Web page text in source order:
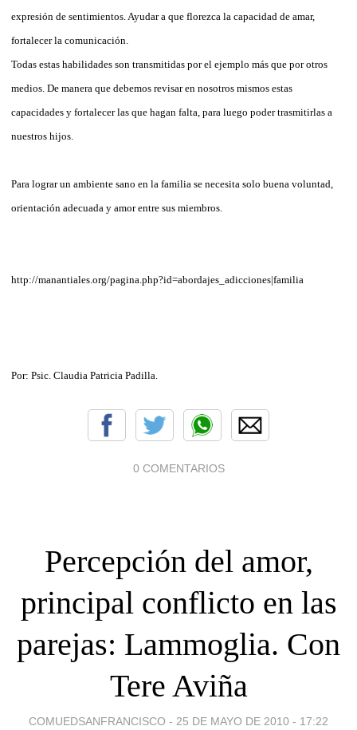
expresión de sentimientos. Ayudar a que florezca la capacidad de amar,
fortalecer la comunicación.
Todas estas habilidades son transmitidas por el ejemplo más que por otros
medios. De manera que debemos revisar en nosotros mismos estas
capacidades y fortalecer las que hagan falta, para luego poder trasmitirlas a
nuestros hijos.
Para lograr un ambiente sano en la familia se necesita solo buena voluntad,
orientación adecuada y amor entre sus miembros.
http://manantiales.org/pagina.php?id=abordajes_adicciones|familia
Por: Psic. Claudia Patricia Padilla.
0 COMENTARIOS
Percepción del amor,
principal conflicto en las
parejas: Lammoglia. Con
Tere Aviña
COMUEDSANFRANCISCO - 25 DE MAYO DE 2010 - 17:22